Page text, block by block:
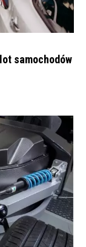
samochodów